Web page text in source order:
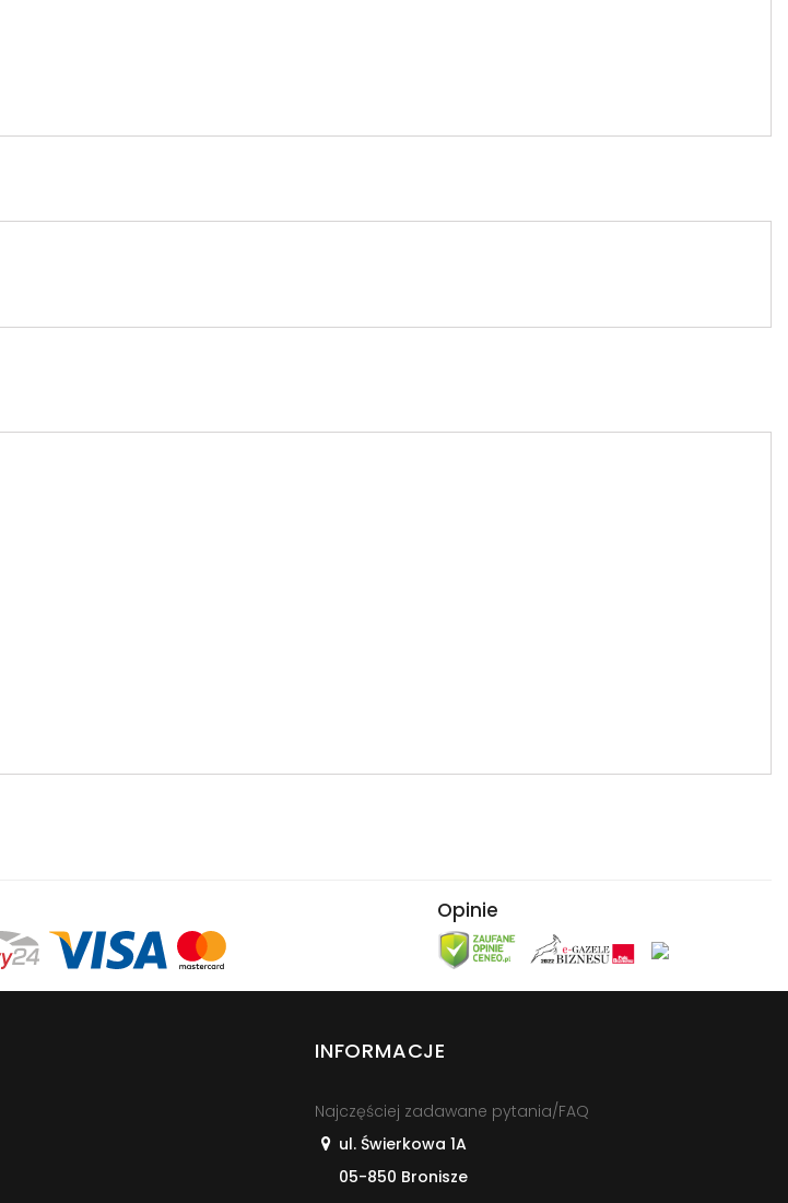
Opinie
INFORMACJE
Najczęściej zadawane pytania/FAQ
ul. Świerkowa 1A
05-850 Bronisze